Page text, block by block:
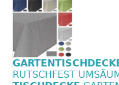
RUTSCHFEST